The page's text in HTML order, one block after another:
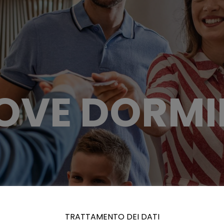
TRATTAMENTO DEI DATI